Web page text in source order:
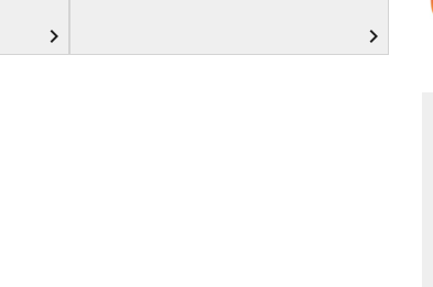
navigate_next navigate_next